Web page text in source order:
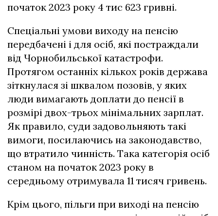
початок 2023 року 4 тис 623 гривні.
Спеціальні умови виходу на пенсію
передбачені і для осіб, які постраждали
від Чорнобильської катастрофи.
Протягом останніх кількох років держава
зіткнулася зі шквалом позовів, у яких
люди вимагають доплати до пенсії в
розмірі двох-трьох мінімальних зарплат.
Як правило, суди задовольняють такі
вимоги, посилаючись на законодавство,
що втратило чинність. Така категорія осіб
станом на початок 2023 року в
середньому отримувала 11 тисяч гривень.
Крім цього, пільги при виході на пенсію